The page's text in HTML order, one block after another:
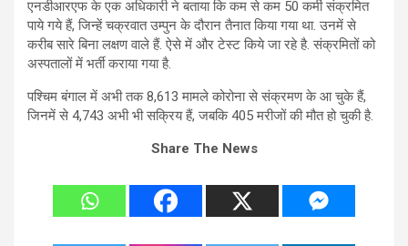
एनडीआरएफ के एक अधिकारी ने बताया कि कम से कम 50 कर्मी संक्रमित
पाये गये हैं, जिन्हें चक्रवात उम्पुन के दौरान तैनात किया गया था. उनमें से
करीब सारे बिना लक्षण वाले हैं. ऐसे में और टेस्ट किये जा रहे है. संक्रमितों को
अस्पतालों में भर्ती कराया गया है.
पश्चिम बंगाल में अभी तक 8,613 मामले कोरोना से संक्रमण के आ चुके हैं,
जिनमें से 4,743 अभी भी सक्रिय हैं, जबकि 405 मरीजों की मौत हो चुकी है.
Share The News